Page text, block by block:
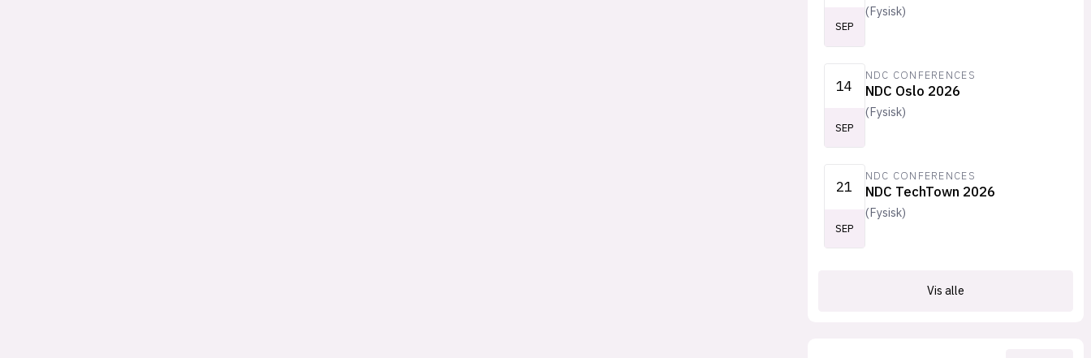
SEP
(Fysisk)
14
SEP
NDC CONFERENCES
NDC Oslo 2026
(Fysisk)
21
SEP
NDC CONFERENCES
NDC TechTown 2026
(Fysisk)
Vis alle